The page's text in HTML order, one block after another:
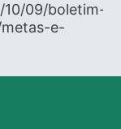
09/boletim-
e-